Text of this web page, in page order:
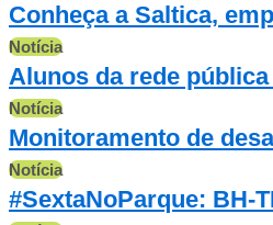
Conheça a Saltica,
Notícia
Alunos da rede
Notícia
Monitoramento de
Notícia
#SextaNoParque: BH-